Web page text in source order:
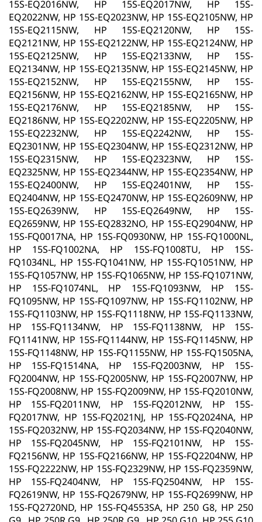
15S-EQ2016NW, HP 15S-EQ2017NW, HP 15S-
EQ2022NW, HP 15S-EQ2023NW, HP 15S-EQ2105NW, HP
15S-EQ2115NW, HP 15S-EQ2120NW, HP 15S-
EQ2121NW, HP 15S-EQ2122NW, HP 15S-EQ2124NW, HP
15S-EQ2125NW, HP 15S-EQ2133NW, HP 15S-
EQ2134NW, HP 15S-EQ2135NW, HP 15S-EQ2145NW, HP
15S-EQ2152NW, HP 15S-EQ2155NW, HP 15S-
EQ2156NW, HP 15S-EQ2162NW, HP 15S-EQ2165NW, HP
15S-EQ2176NW, HP 15S-EQ2185NW, HP 15S-
EQ2186NW, HP 15S-EQ2202NW, HP 15S-EQ2205NW, HP
15S-EQ2232NW, HP 15S-EQ2242NW, HP 15S-
EQ2301NW, HP 15S-EQ2304NW, HP 15S-EQ2312NW, HP
15S-EQ2315NW, HP 15S-EQ2323NW, HP 15S-
EQ2325NW, HP 15S-EQ2344NW, HP 15S-EQ2354NW, HP
15S-EQ2400NW, HP 15S-EQ2401NW, HP 15S-
EQ2404NW, HP 15S-EQ2470NW, HP 15S-EQ2609NW, HP
15S-EQ2639NW, HP 15S-EQ2649NW, HP 15S-
EQ2659NW, HP 15S-EQ2832NO, HP 15S-EQ2904NW, HP
15S-FQ0017NA, HP 15S-FQ0930NW, HP 15S-FQ1000NL,
HP 15S-FQ1002NA, HP 15S-FQ1008TU, HP 15S-
FQ1034NL, HP 15S-FQ1041NW, HP 15S-FQ1051NW, HP
15S-FQ1057NW, HP 15S-FQ1065NW, HP 15S-FQ1071NW,
HP 15S-FQ1074NL, HP 15S-FQ1093NW, HP 15S-
FQ1095NW, HP 15S-FQ1097NW, HP 15S-FQ1102NW, HP
15S-FQ1103NW, HP 15S-FQ1118NW, HP 15S-FQ1133NW,
HP 15S-FQ1134NW, HP 15S-FQ1138NW, HP 15S-
FQ1141NW, HP 15S-FQ1144NW, HP 15S-FQ1145NW, HP
15S-FQ1148NW, HP 15S-FQ1155NW, HP 15S-FQ1505NA,
HP 15S-FQ1514NA, HP 15S-FQ2003NW, HP 15S-
FQ2004NW, HP 15S-FQ2005NW, HP 15S-FQ2007NW, HP
15S-FQ2008NW, HP 15S-FQ2009NW, HP 15S-FQ2010NW,
HP 15S-FQ2011NW, HP 15S-FQ2012NW, HP 15S-
FQ2017NW, HP 15S-FQ2021NJ, HP 15S-FQ2024NA, HP
15S-FQ2032NW, HP 15S-FQ2034NW, HP 15S-FQ2040NW,
HP 15S-FQ2045NW, HP 15S-FQ2101NW, HP 15S-
FQ2156NW, HP 15S-FQ2166NW, HP 15S-FQ2204NW, HP
15S-FQ2222NW, HP 15S-FQ2329NW, HP 15S-FQ2359NW,
HP 15S-FQ2404NW, HP 15S-FQ2504NW, HP 15S-
FQ2619NW, HP 15S-FQ2679NW, HP 15S-FQ2699NW, HP
15S-FQ2720ND, HP 15S-FQ4553SA, HP 250 G8, HP 250